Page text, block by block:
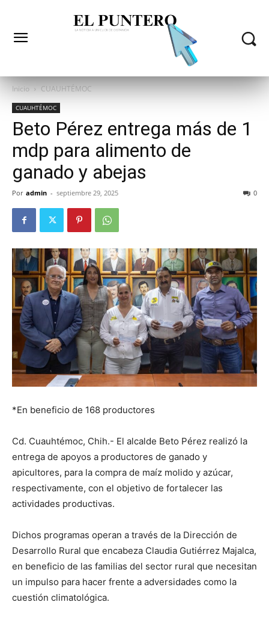
Inicio CUAUHTÉMOC
CUAUHTÉMOC
Beto Pérez entrega más de 1
mdp para alimento de
ganado y abejas
Por admin - septiembre 29, 2025 0
*En beneficio de 168 productores
Cd. Cuauhtémoc, Chih.- El alcalde Beto Pérez realizó la
entrega de apoyos a productores de ganado y
apicultores, para la compra de maíz molido y azúcar,
respectivamente, con el objetivo de fortalecer las
actividades productivas.
Dichos programas operan a través de la Dirección de
Desarrollo Rural que encabeza Claudia Gutiérrez Majalca,
en beneficio de las familias del sector rural que necesitan
un impulso para hacer frente a adversidades como la
cuestión climatológica.